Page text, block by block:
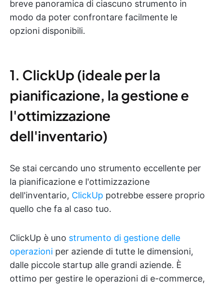
breve panoramica di ciascuno strumento in
modo da poter confrontare facilmente le
opzioni disponibili.
1. ClickUp (ideale per la
pianificazione, la gestione e
l'ottimizzazione
dell'inventario)
Se stai cercando uno strumento eccellente per
la pianificazione e l'ottimizzazione
dell'inventario, ClickUp potrebbe essere proprio
quello che fa al caso tuo.
ClickUp è uno strumento di gestione delle
operazioni per aziende di tutte le dimensioni,
dalle piccole startup alle grandi aziende. È
ottimo per gestire le operazioni di e-commerce,